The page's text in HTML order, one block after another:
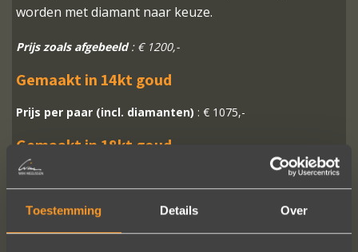
Toestemming Details Over
worden met diamant naar keuze.
Prijs zoals afgebeeld: € 1200,-
Gemaakt in 14kt goud
Prijs per paar (incl. diamanten) : € 1075,-
Gemaakt in 18kt goud
Prijs per paar (incl. diamanten)